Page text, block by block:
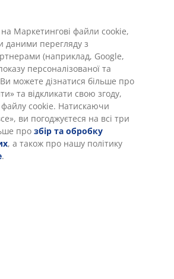
Маркетингові файли cookie,
даними перегляду з
(наприклад, Google,
персоналізованої та
можете дізнатися більше про
та відкликати свою згоду,
cookie. Натискаючи
ви погоджуєтеся на всі три
про збір та обробку
, а також про нашу політику
.